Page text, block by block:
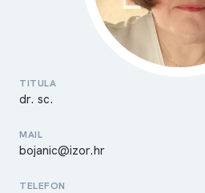
TITULA
dr. sc.
MAIL
bojanic@izor.hr
TELEFON